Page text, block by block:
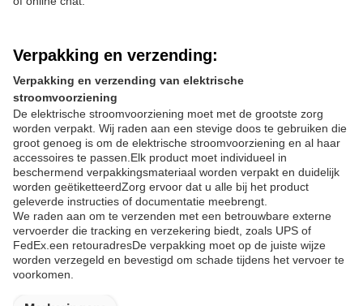
Verpakking en verzending:
Verpakking en verzending van elektrische
stroomvoorziening
De elektrische stroomvoorziening moet met de grootste zorg
worden verpakt. Wij raden aan een stevige doos te gebruiken die
groot genoeg is om de elektrische stroomvoorziening en al haar
accessoires te passen.Elk product moet individueel in
beschermend verpakkingsmateriaal worden verpakt en duidelijk
worden geëtiketteerdZorg ervoor dat u alle bij het product
geleverde instructies of documentatie meebrengt.
We raden aan om te verzenden met een betrouwbare externe
vervoerder die tracking en verzekering biedt, zoals UPS of
FedEx.een retouradresDe verpakking moet op de juiste wijze
worden verzegeld en bevestigd om schade tijdens het vervoer te
voorkomen.